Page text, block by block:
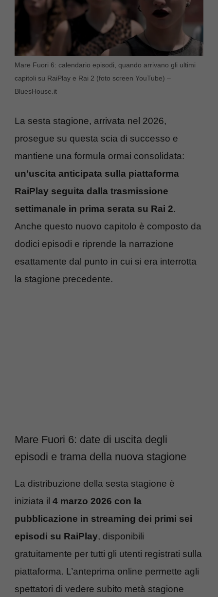
Mare Fuori 6: calendario episodi, quando arrivano gli ultimi
capitoli su RaiPlay e Rai 2 (foto screen YouTube) –
BluesHouse.it
La sesta stagione, arrivata nel 2026,
prosegue su questa scia di successo e
mantiene una formula ormai consolidata:
un’uscita anticipata sulla piattaforma
RaiPlay seguita dalla trasmissione
settimanale in prima serata su Rai 2.
Anche questo nuovo capitolo è composto da
dodici episodi e riprende la narrazione
esattamente dal punto in cui si era interrotta
la stagione precedente.
Mare Fuori 6: date di uscita degli
episodi e trama della nuova stagione
La distribuzione della sesta stagione è
iniziata il 4 marzo 2026 con la
pubblicazione in streaming dei primi sei
episodi su RaiPlay, disponibili
gratuitamente per tutti gli utenti registrati sulla
piattaforma. L’anteprima online permette agli
spettatori di vedere subito metà stagione